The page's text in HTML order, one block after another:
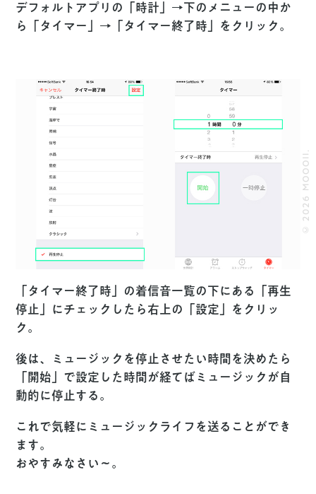
デフォルトアプリの「時計」→下のメニューの中か
ら「タイマー」→「タイマー終了時」をクリック。
「タイマー終了時」の着信音一覧の下にある「再生
停止」にチェックしたら右上の「設定」をクリッ
ク。
後は、ミュージックを停止させたい時間を決めたら
「開始」で設定した時間が経てばミュージックが自
動的に停止する。
これで気軽にミュージックライフを送ることができ
ます。
おやすみなさい〜。
© 2026 MOOOII.